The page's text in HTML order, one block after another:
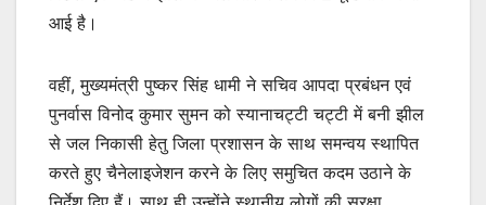
आई है।
वहीं, मुख्यमंत्री पुष्कर सिंह धामी ने सचिव आपदा प्रबंधन एवं
पुनर्वास विनोद कुमार सुमन को स्यानाचट्टी चट्टी में बनी झील
से जल निकासी हेतु जिला प्रशासन के साथ समन्वय स्थापित
करते हुए चैनेलाइजेशन करने के लिए समुचित कदम उठाने के